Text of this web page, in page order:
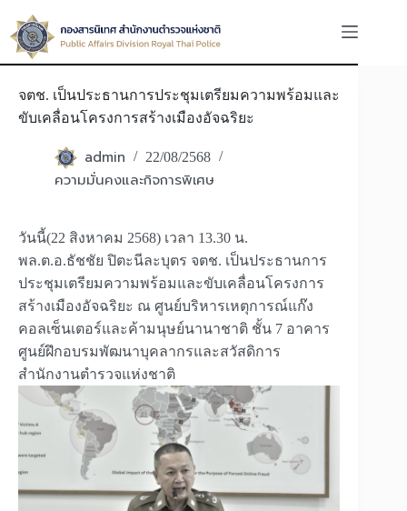
to
content
จตช. เป็นประธานการประชุมเตรียมความพร้อมและ
ขับเคลื่อนโครงการสร้างเมืองอัจฉริยะ
admin 22/08/2568
ความมั่นคงและกิจการพิเศษ
วันนี้(22 สิงหาคม 2568) เวลา 13.30 น.
พล.ต.อ.ธัชชัย ปิตะนีละบุตร จตช. เป็นประธานการ
ประชุมเตรียมความพร้อมและขับเคลื่อนโครงการ
สร้างเมืองอัจฉริยะ ณ ศูนย์บริหารเหตุการณ์แก๊ง
คอลเซ็นเตอร์และค้ามนุษย์นานาชาติ ชั้น 7 อาคาร
ศูนย์ฝึกอบรมพัฒนาบุคลากรและสวัสดิการ
สำนักงานตำรวจแห่งชาติ